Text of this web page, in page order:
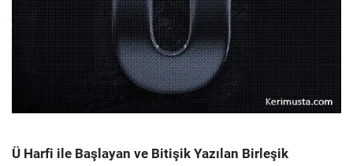
Ü Harfi ile Başlayan ve Bitişik Yazılan Birleşik